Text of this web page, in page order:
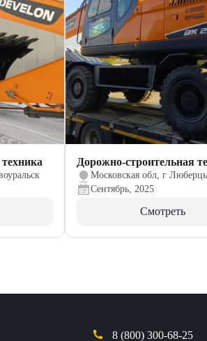
Дорожно-строительная
Московская обл, г
Сентябрь, 2025
Смотреть
8 (800) 300-68-25